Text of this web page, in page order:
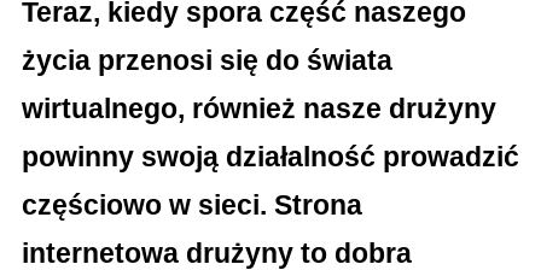
Teraz, kiedy spora część naszego
życia przenosi się do świata
wirtualnego, również nasze drużyny
powinny swoją działalność prowadzić
częściowo w sieci. Strona
internetowa drużyny to dobra